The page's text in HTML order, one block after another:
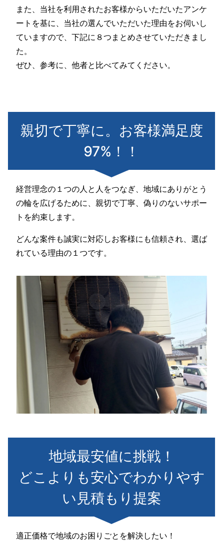
また、当社を利用されたお客様からいただいたアンケ
ートを基に、当社の選んでいただいた理由をお伺いし
ていますので、下記に８つまとめさせていただきまし
た。
ぜひ、参考に、他者と比べてみてください。
親切で丁寧に。お客様満足度
97%！！
経営理念の１つの人と人をつなぎ、地域にありがとう
の輪を広げるために、親切で丁寧、偽りのないサポー
トを約束します。
どんな案件も誠実に対応しお客様にも信頼され、選ば
れている理由の１つです。
地域最安値に挑戦！
どこよりも安心でわかりやす
い見積もり提案
適正価格で地域のお困りごとを解決したい！